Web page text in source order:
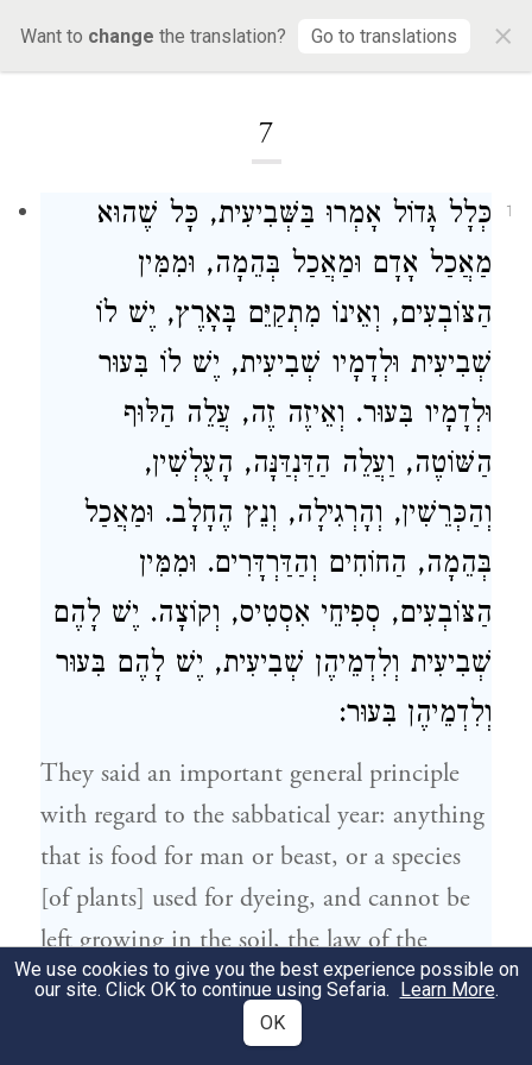
Want to change the translation? Go to translations ×
7
1
כְּלָל גָּדוֹל אָמְרוּ בַּשְּׁבִיעִית, כָּל שֶׁהוּא
מַאֲכַל אָדָם וּמַאֲכַל בְּהֵמָה, וּמִמִּין
הַצּוֹבְעִים, וְאֵינוֹ מִתְקַיֵּם בָּאָרֶץ, יֶשׁ לוֹ
שְׁבִיעִית וּלְדָמָיו שְׁבִיעִית, יֶשׁ לוֹ בִּעוּר
וּלְדָמָיו בִּעוּר. וְאֵיזֶה זֶה, עֲלֵה הַלּוּף
הַשּׁוֹטֶה, וַעֲלֵה הַדַּנְדַּנָּה, הָעֻלְשִׁין,
וְהַכְּרֵשִׁין, וְהָרְגִילָה, וְנֵץ הֶחָלָב. וּמַאֲכַל
בְּהֵמָה, הַחוֹחִים וְהַדַּרְדָּרִים. וּמִמִּין
הַצּוֹבְעִים, סְפִיחֵי אִסְטִיס, וְקוֹצָה. יֶשׁ לָהֶם
שְׁבִיעִית וְלִדְמֵיהֶן שְׁבִיעִית, יֶשׁ לָהֶם בִּעוּר
וְלִדְמֵיהֶן בִּעוּר:
They said an important general principle
with regard to the sabbatical year: anything
that is food for man or beast, or a species
[of plants] used for dyeing, and cannot be
left growing in the soil, the law of the
sabbatical year is applied both to it and to
its money substitute and the law of removal
We use cookies to give you the best experience possible on
our site. Click OK to continue using Sefaria. Learn More.
OK